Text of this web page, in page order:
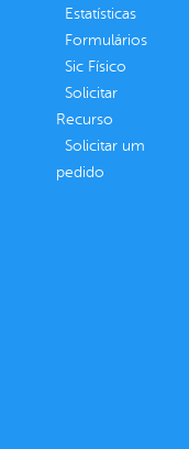
Estatísticas
Formulários
Sic Físico
Solicitar
Recurso
Solicitar um
pedido